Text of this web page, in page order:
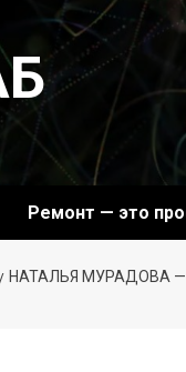
Ремонт — это
НАТАЛЬЯ МУРАДОВА